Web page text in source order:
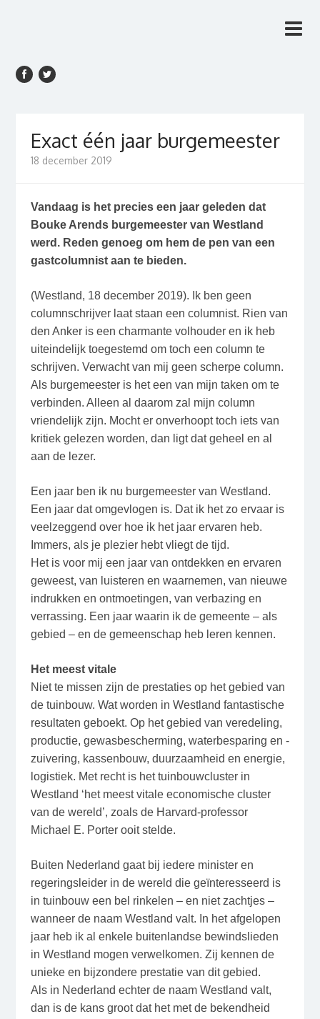
Exact één jaar burgemeester
18 december 2019
Vandaag is het precies een jaar geleden dat
Bouke Arends burgemeester van Westland
werd. Reden genoeg om hem de pen van een
gastcolumnist aan te bieden.
(Westland, 18 december 2019). Ik ben geen
columnschrijver laat staan een columnist. Rien van
den Anker is een charmante volhouder en ik heb
uiteindelijk toegestemd om toch een column te
schrijven. Verwacht van mij geen scherpe column.
Als burgemeester is het een van mijn taken om te
verbinden. Alleen al daarom zal mijn column
vriendelijk zijn. Mocht er onverhoopt toch iets van
kritiek gelezen worden, dan ligt dat geheel en al
aan de lezer.
Een jaar ben ik nu burgemeester van Westland.
Een jaar dat omgevlogen is. Dat ik het zo ervaar is
veelzeggend over hoe ik het jaar ervaren heb.
Immers, als je plezier hebt vliegt de tijd.
Het is voor mij een jaar van ontdekken en ervaren
geweest, van luisteren en waarnemen, van nieuwe
indrukken en ontmoetingen, van verbazing en
verrassing. Een jaar waarin ik de gemeente – als
gebied – en de gemeenschap heb leren kennen.
Het meest vitale
Niet te missen zijn de prestaties op het gebied van
de tuinbouw. Wat worden in Westland fantastische
resultaten geboekt. Op het gebied van veredeling,
productie, gewasbescherming, waterbesparing en -
zuivering, kassenbouw, duurzaamheid en energie,
logistiek. Met recht is het tuinbouwcluster in
Westland ‘het meest vitale economische cluster
van de wereld’, zoals de Harvard-professor
Michael E. Porter ooit stelde.
Buiten Nederland gaat bij iedere minister en
regeringsleider in de wereld die geïnteresseerd is
in tuinbouw een bel rinkelen – en niet zachtjes –
wanneer de naam Westland valt. In het afgelopen
jaar heb ik al enkele buitenlandse bewindslieden
in Westland mogen verwelkomen. Zij kennen de
unieke en bijzondere prestatie van dit gebied.
Als in Nederland echter de naam Westland valt,
dan is de kans groot dat het met de bekendheid